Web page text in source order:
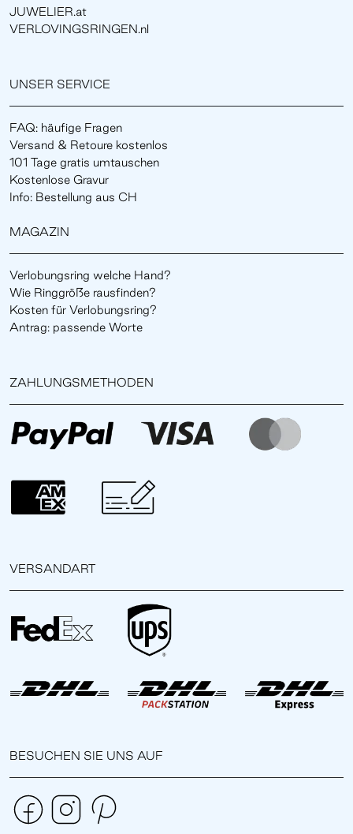
JUWELIER.at
VERLOVINGSRINGEN.nl
UNSER SERVICE
FAQ: häufige Fragen
Versand & Retoure kostenlos
101 Tage gratis umtauschen
Kostenlose Gravur
Info: Bestellung aus CH
MAGAZIN
Verlobungsring welche Hand?
Wie Ringgröße rausfinden?
Kosten für Verlobungsring?
Antrag: passende Worte
ZAHLUNGSMETHODEN
VERSANDART
BESUCHEN SIE UNS AUF